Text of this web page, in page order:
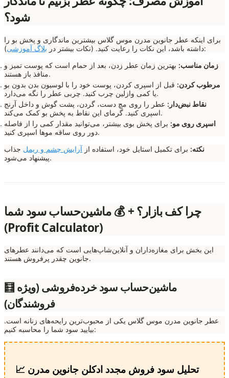
شود؟
برای اینکه عطر جانوین مدرن موس گلاس بیشترین ماندگاری و پخش بو را
داشته باشد، این نکات را رعایت کنید. (نکات بیشتر در بلاگ آموزشی
):
زمان مناسب: بهترین زمان عطر زدن، بعد از حمام است که پوست تمیز و
منافذ باز هستند.
مرطوب کردن: قبل از اسپری کردن، پوست خود را با لوسیون بدن بدون بو
یا کمی وازلین چرب کنید. چربی عطر را نگه می‌دارد.
نقاط نبض‌دار: عطر را روی مچ دست، گردن، پشت گوش و داخل آرنج
اسپری کنید. گرمای این نقاط به پخش بو کمک می‌کند.
اسپری روی مو: برای پخش بوی بیشتر، می‌توانید مقدار کمی را از فاصله
دور روی ساقه موها اسپری کنید.
نکته: برای تکمیل استایل خود، استفاده از آرایش چشم و ریمل جذاب
پیشنهاد می‌شود.
چرا کف بازار؟ + 💰 ماشین‌حساب سود شما
(Profit Calculator)
این بخش برای مغازه‌داران و آنلاین‌شاپ‌هایی است که می‌دانند عطرهای
جانوین چقدر پرفروش هستند.
🧮 ماشین‌حساب سود خرده‌فروشی (ویژه
فروشندگان)
عطر جانوین مدرن موس گلاس یکی از محبوب‌ترین رایحه‌های زنانه است.
بیایید سود شما را محاسبه کنیم:
📈 تحلیل سود فروش مجدد ادکلن جانوین مدرن